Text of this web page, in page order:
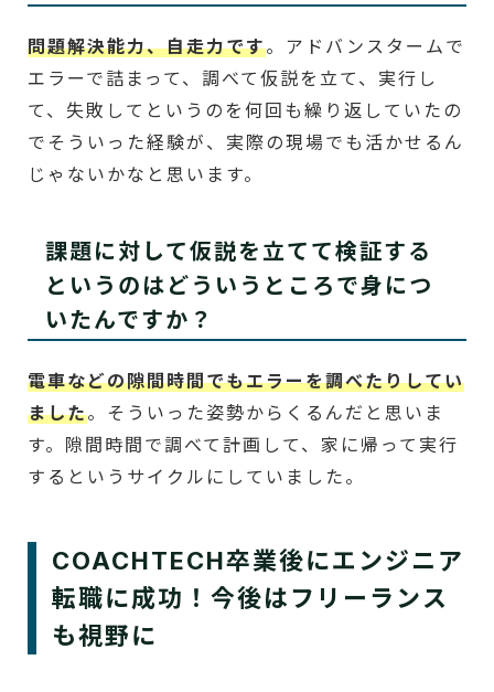
問題解決能力、自走力です。アドバンスタームで
エラーで詰まって、調べて仮説を立て、実行し
て、失敗してというのを何回も繰り返していたの
でそういった経験が、実際の現場でも活かせるん
じゃないかなと思います。
課題に対して仮説を立てて検証する
というのはどういうところで身につ
いたんですか？
電車などの隙間時間でもエラーを調べたりしてい
ました。そういった姿勢からくるんだと思いま
す。隙間時間で調べて計画して、家に帰って実行
するというサイクルにしていました。
COACHTECH卒業後にエンジニア
転職に成功！今後はフリーランス
も視野に